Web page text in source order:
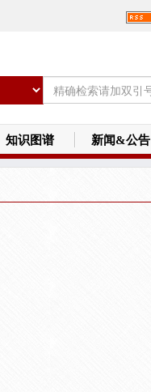
知识图谱 新闻&公告